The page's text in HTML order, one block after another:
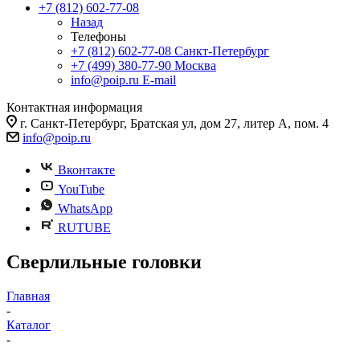
+7 (812) 602-77-08
Назад
Телефоны
+7 (812) 602-77-08 Санкт-Петербург
+7 (499) 380-77-90 Москва
info@poip.ru E-mail
Контактная информация
г. Санкт-Петербург, Братская ул, дом 27, литер А, пом. 4
info@poip.ru
Вконтакте
YouTube
WhatsApp
RUTUBE
Сверлильные головки
Главная
-
Каталог
-